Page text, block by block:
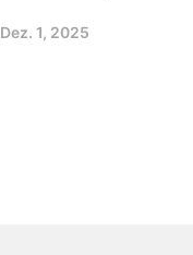
Dez. 1, 2025